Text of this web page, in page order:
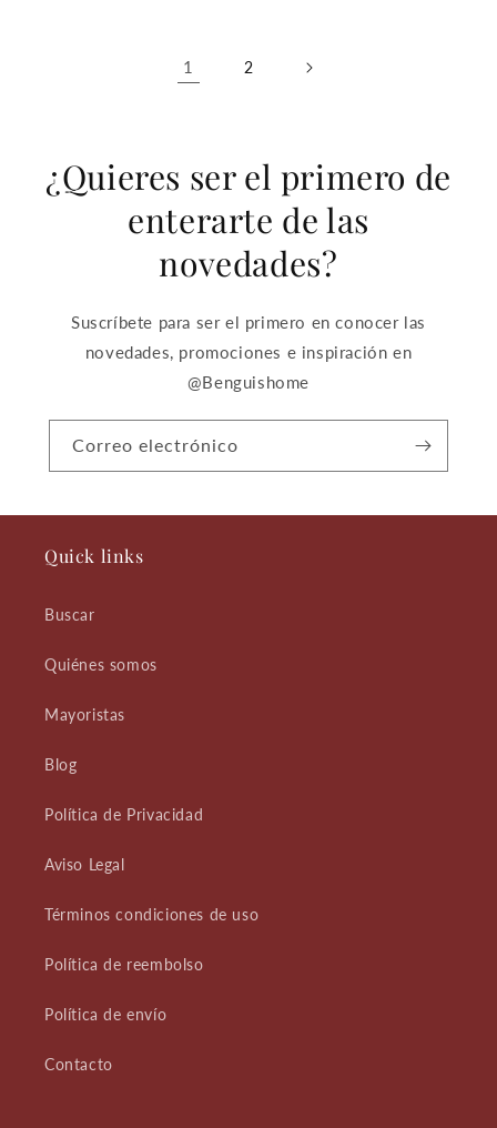
1 2
¿Quieres ser el primero de
enterarte de las
novedades?
Suscríbete para ser el primero en conocer las
novedades, promociones e inspiración en
@Benguishome
Correo electrónico
Quick links
Buscar
Quiénes somos
Mayoristas
Blog
Política de Privacidad
Aviso Legal
Términos condiciones de uso
Política de reembolso
Política de envío
Contacto